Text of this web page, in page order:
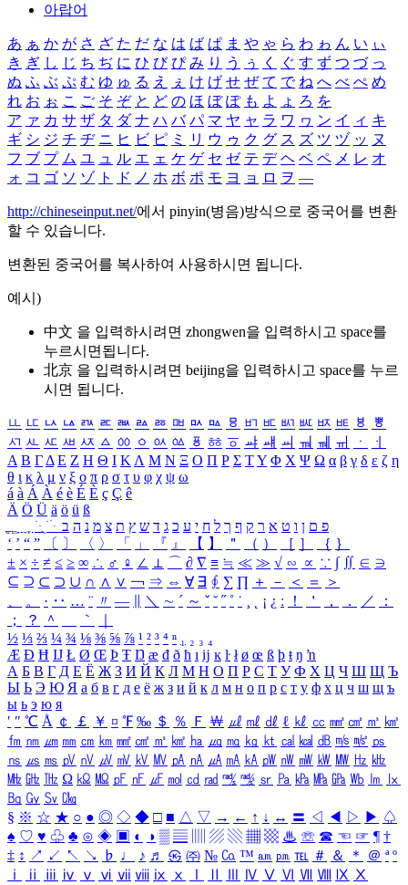
아랍어
あ ぁ か が さ ざ た だ な は ば ぱ ま や ゃ ら わ ゎ ん い ぃ
き ぎ し じ ち ぢ に ひ び ぴ み り う ぅ く ぐ す ず つ づ っ
ぬ ふ ぶ ぷ む ゆ ゅ る え ぇ け げ せ ぜ て で ね へ べ ぺ め
れ お ぉ こ ご そ ぞ と ど の ほ ぼ ぽ も よ ょ ろ を
ア ァ カ サ ザ タ ダ ナ ハ バ パ マ ヤ ャ ラ ワ ヮ ン イ ィ キ
ギ シ ジ チ ヂ ニ ヒ ビ ピ ミ リ ウ ゥ ク グ ス ズ ツ ヅ ッ ヌ
フ ブ プ ム ユ ュ ル エ ェ ケ ゲ セ ゼ テ デ ヘ ベ ペ メ レ オ
ォ コ ゴ ソ ゾ ト ド ノ ホ ボ ポ モ ヨ ョ ロ ヲ ―
http://chineseinput.net/에서 pinyin(병음)방식으로 중국어를 변환
할 수 있습니다.
변환된 중국어를 복사하여 사용하시면 됩니다.
예시)
中文 을 입력하시려면 zhongwen을 입력하시고 space를
누르시면됩니다.
北京 을 입력하시려면 beijing을 입력하시고 space를 누르
시면 됩니다.
ㅥ ㅦ ㅧ ㅨ ㅩ ㅪ ㅫ ㅬ ㅭ ㅮ ㅯ ㅰ ㅱ ㅲ ㅳ ㅴ ㅵ ㅶ ㅷ ㅸ
ㅹ
ㅺ ㅻ ㅼ ㅽ ㅾ ㅿ ㆀ ㆁ ㆂ ㆃ ㆄ ㆅ ㆆ ㆇ ㆈ ㆉ ㆊ ㆋ ㆌ ㆍ
ㆎ
Α Β ΓΔ Ε Ζ Η Θ Ι ΚΛ Μ Ν Ξ Ο Π Ρ Σ ΤΥ Φ Χ Ψ Ω α β γ δ ε ζ η
θ ι κ λ μ ν ξ ο π ρ σ τ υ φ χ ψ ω
á à Á À é è É È ç Ç ê
Ä Ö Ü ä ö ü ß
ִֶֹ ֻּ ׁׂ פ ם ן ו ט א ר ק ף ך ל ח י ע כ ג ד ש ץ ת צ מ נ ה ב
‘ ’ “ ” 〔 〕 〈 〉 「 」 『 』 【 】 ＂ （ ） ［ ］ ｛ ｝
± × ÷ ≠ ≤ ≥ ∞ ∴ ♂ ♀ ∠ ⊥ ⌒ ∂ ∇ ≡ ≒ ≪ ≫ √ ∽ ∝ ∵ ∫ ∬ ∈ ∋
⊆ ⊇ ⊂ ⊃ ∪ ∩ ∧ ∨ ￢ ⇒ ⇔ ∀ ∃ ∮ ∑ ∏ ＋ － ＜ ＝
＞
、
。 · ‥ … ¨ 〃 ― ＼ ∼ ´ ～ ˇ ˘ ˝ ˚ ˙ ¸ ¡ ¿ ː ！ ＇ ， ． ／
：
；
？ ＾ ｀
½ ⅓ ⅔ ¼ ¾ ⅛ ⅜ ⅝ ⅞ ¹ ² ³ ⁴ ⁿ ₁ ₂ ₃ ₄
Æ Ð Ħ Ĳ Ł Ø Œ Þ Ŧ Ŋ æ đ ð ħ ı ĳ ĸ ŀ ł ø œ ß þ ŧ ŋ ŉ
А Б В Г Д Е Ё Ж З И Й К Л М Н О П Р С Т У Ф Х Ц Ч Ш Щ Ъ
Ы Ь Э Ю Я а б в г д е ё ж з и й к л м н о п р с т у ф х ц ч ш щ ъ
ы ь э ю я
′ ″ ℃ Å ￠ ￡ ￥ ¤ ℉ ‰ ＄ ％ Ｆ ￦ ㎕ ㎖ ㎗ ℓ ㎘ ㏄ ㎣ ㎤ ㎥ ㎦
㎙ ㎚ ㎛ ㎜ ㎝ ㎞ ㎟ ㎠ ㎡ ㎢ ㏊ ㎍ ㎎ ㎏ ㏏ ㎈ ㎉ ㏈ ㎧ ㎨ ㎰
㎱ ㎲ ㎳ ㎴ ㎵ ㎶ ㎷ ㎸ ㎹ ㎀ ㎁ ㎂ ㎃ ㎄ ㎺ ㎻ ㎽ ㎾ ㎿ ㎐ ㎑
㎒ ㎓ ㎔ Ω ㏀ ㏁ ㎊ ㎋ ㎌ ㏖ ㏅ ㎭ ㎮ ㎯ ㏛ ㎩ ㎪ ㎫ ㎬ ㏝ ㏐
㏓
㏃ ㏉ ㏜ ㏆
§ ※ ☆ ★ ○ ● ◎ ◇ ◆ □ ■ △ ▽ → ← ↑ ↓ ↔ 〓 ◁ ◀ ▷ ▶ ♤
♠ ♡ ♥ ♧ ♣ ⊙ ◈ ▣ ◐ ◑ ▒ ▤ ▨ ▧ ▦ ▩ ♨ ☏ ☎ ☜ ☞ ¶ †
‡ ↕ ↗ ↙ ↖ ↘ ♭ ♩ ♪ ♬ ㉿ ㈜ № ㏇ ™ ㏂ ㏘ ℡ ＃ ＆ ＊ ＠ ª º
ⅰ
ⅱ ⅲ ⅳ ⅴ ⅵ ⅶ ⅷ ⅸ ⅹ Ⅳ Ⅴ Ⅵ Ⅶ Ⅷ Ⅸ Ⅹ